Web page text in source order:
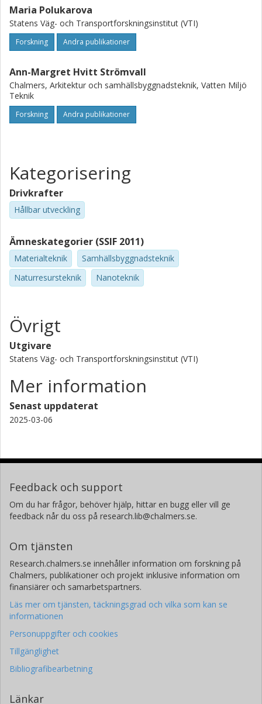
Maria Polukarova
Statens Väg- och Transportforskningsinstitut (VTI)
Forskning Andra publikationer
Ann-Margret Hvitt Strömvall
Chalmers, Arkitektur och samhällsbyggnadsteknik, Vatten Miljö
Teknik
Forskning Andra publikationer
Kategorisering
Drivkrafter
Hållbar utveckling
Ämneskategorier (SSIF 2011)
Materialteknik
Samhällsbyggnadsteknik
Naturresursteknik
Nanoteknik
Övrigt
Utgivare
Statens Väg- och Transportforskningsinstitut (VTI)
Mer information
Senast uppdaterat
2025-03-06
Feedback och support
Om du har frågor, behöver hjälp, hittar en bugg eller vill ge
feedback når du oss på research.lib@chalmers.se.
Om tjänsten
Research.chalmers.se innehåller information om forskning på
Chalmers, publikationer och projekt inklusive information om
finansiärer och samarbetspartners.
Läs mer om tjänsten, täckningsgrad och vilka som kan se
informationen
Personuppgifter och cookies
Tillgänglighet
Bibliografibearbetning
Länkar